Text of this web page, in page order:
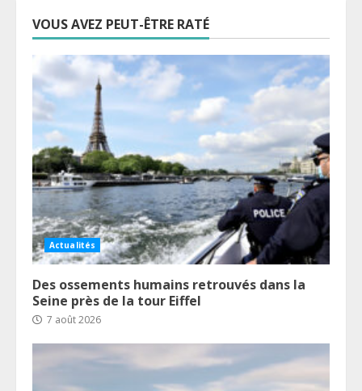
VOUS AVEZ PEUT-ÊTRE RATÉ
Actualités
Des ossements humains retrouvés dans la
Seine près de la tour Eiffel
7 août 2026